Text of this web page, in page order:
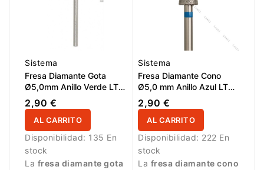
Sistema
Fresa Diamante Gota
Ø5,0mm Anillo Verde LT
12,0mm
2,90 €
AL CARRITO
Disponibilidad: 135 En
stock
La fresa diamante gota
Sistema
Fresa Diamante Cono
Ø5,0 mm Anillo Azul LT
10,0 mm
2,90 €
AL CARRITO
Disponibilidad: 222 En
stock
La fresa diamante cono